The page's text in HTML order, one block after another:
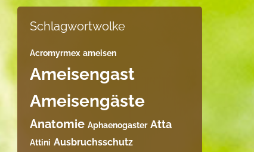
Schlagwortwolke
Acromyrmex ameisen
Ameisengast
Ameisengäste
Anatomie Aphaenogaster Atta
Attini Ausbruchsschutz